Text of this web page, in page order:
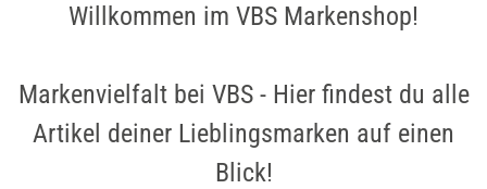
Willkommen im VBS Markenshop!
Markenvielfalt bei VBS - Hier findest du alle
Artikel deiner Lieblingsmarken auf einen
Blick!